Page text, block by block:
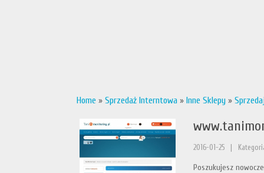
Home » Sprzedaż Interntowa » Inne Sklepy »
2016-01-25
Poszukujesz